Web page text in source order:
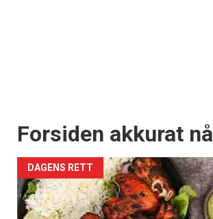
Forsiden akkurat nå
DAGENS RETT